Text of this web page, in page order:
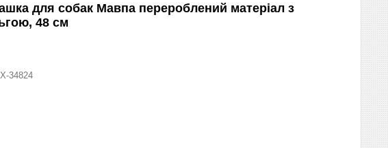
для собак Мавпа перероблений матеріал з
48 см
34824